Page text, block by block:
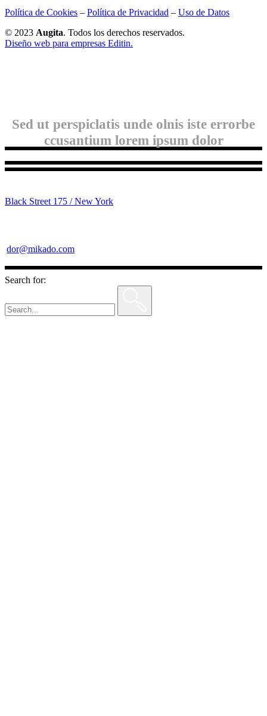
Política de Cookies – Política de Privacidad – Uso de Datos
© 2023 Augita. Todos los derechos reservados.
Diseño web para empresas Editin.
Sed ut perspiclatis unde olnis iste errorbe
ccusantium lorem ipsum dolor
Black Street 175 / New York
dor@mikado.com
Search for: